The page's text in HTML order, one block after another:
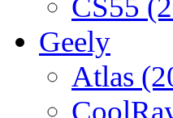
CS55
Geely
Atlas